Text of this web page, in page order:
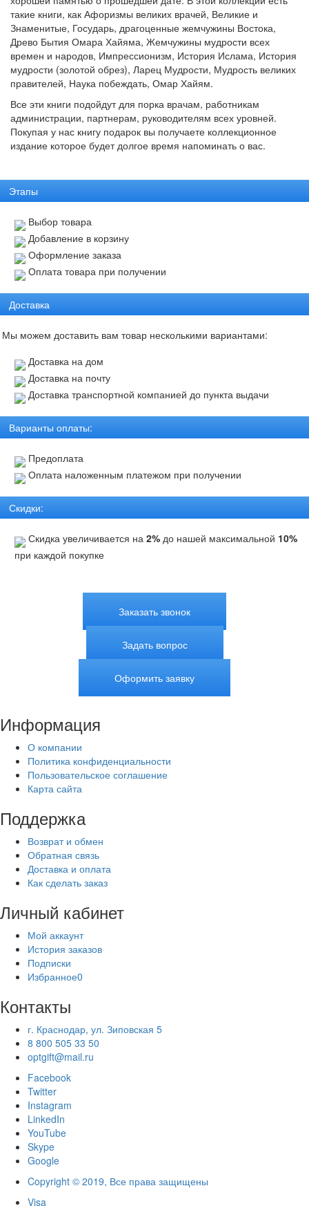
такие книги, как Афоризмы великих врачей, Великие и
Знаменитые, Государь, драгоценные жемчужины Востока,
Древо Бытия Омара Хайяма, Жемчужины мудрости всех
времен и народов, Импрессионизм, История Ислама, История
мудрости (золотой обрез), Ларец Мудрости, Мудрость великих
правителей, Наука побеждать, Омар Хайям.
Все эти книги подойдут для порка врачам, работникам
администрации, партнерам, руководителям всех уровней.
Покупая у нас книгу подарок вы получаете коллекционное
издание которое будет долгое время напоминать о вас.
Этапы
Выбор товара
Добавление в корзину
Оформление заказа
Оплата товара при получении
Доставка
Мы можем доставить вам товар несколькими вариантами:
Доставка на дом
Доставка на почту
Доставка транспортной компанией до пункта выдачи
Варианты оплаты:
Предоплата
Оплата наложенным платежом при получении
Скидки:
Скидка увеличивается на 2% до нашей максимальной 10%
при каждой покупке
Заказать звонок
Задать вопрос
Оформить заявку
Информация
О компании
Политика конфиденциальности
Пользовательское соглашение
Карта сайта
Поддержка
Возврат и обмен
Обратная связь
Доставка и оплата
Как сделать заказ
Личный кабинет
Мой аккаунт
История заказов
Подписки
Избранное0
Контакты
г. Краснодар, ул. Зиповская 5
8 800 505 33 50
optgift@mail.ru
Facebook
Twitter
Instagram
LinkedIn
YouTube
Skype
Google
Copyright © 2019, Все права защищены
Visa